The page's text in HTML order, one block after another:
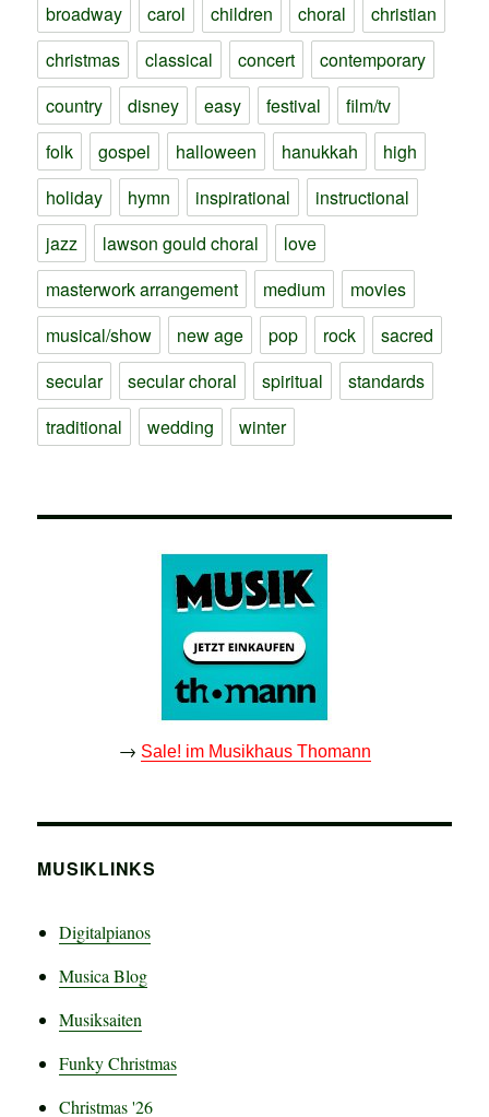
broadway
carol children choral
christian
christmas
classical concert
contemporary
country
disney easy festival
film/tv
folk
gospel halloween hanukkah
high
holiday
hymn inspirational
instructional
jazz
lawson gould choral
love
masterwork arrangement
medium
movies
musical/show
new age pop rock
sacred
secular
secular choral spiritual
standards
traditional
wedding winter
→ Sale! im Musikhaus Thomann
MUSIKLINKS
Digitalpianos
Musica Blog
Musiksaiten
Funky Christmas
Christmas '26